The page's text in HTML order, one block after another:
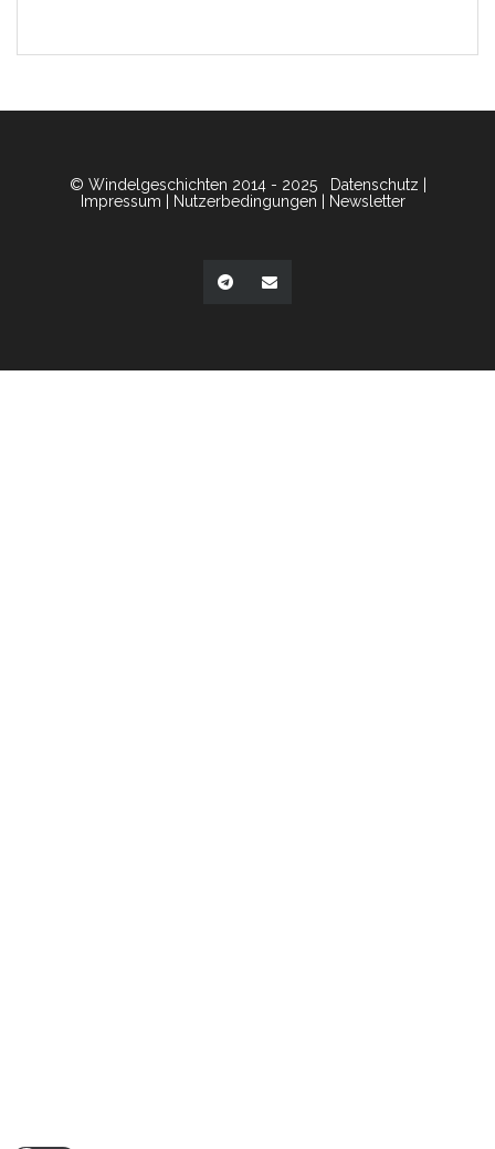
© Windelgeschichten 2014 - 2025 Datenschutz
Impressum
Nutzerbedingungen Newsletter